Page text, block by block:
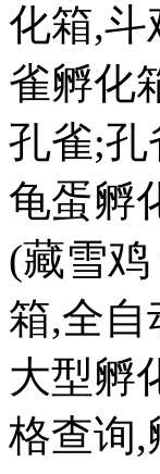
化箱,斗
雀孵化
孔雀;孔
龟蛋孵
(藏雪
箱,全自
大型孵
格查询,